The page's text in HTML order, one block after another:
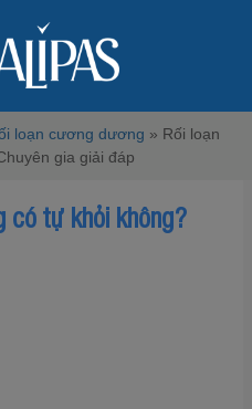
loạn cương dương » Rối loạn
gia giải đáp
có tự khỏi không?